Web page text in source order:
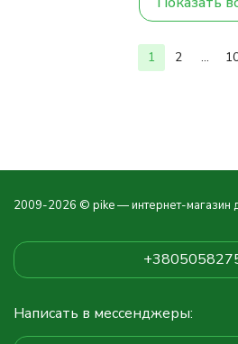
1 2 ...
2009-2026 © pike — интернет-магазин
Написать в мессенджеры: